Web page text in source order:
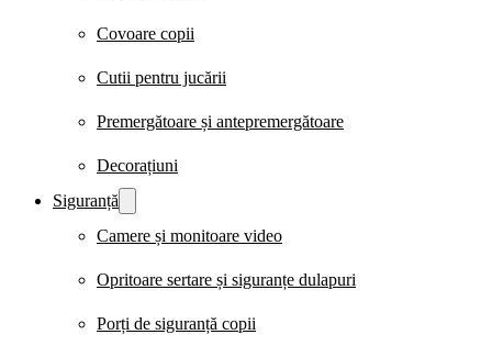
Covoare copii
Cutii pentru jucării
Premergătoare și antepremergătoare
Decorațiuni
Siguranță
Camere și monitoare video
Opritoare sertare și siguranțe dulapuri
Porți de siguranță copii